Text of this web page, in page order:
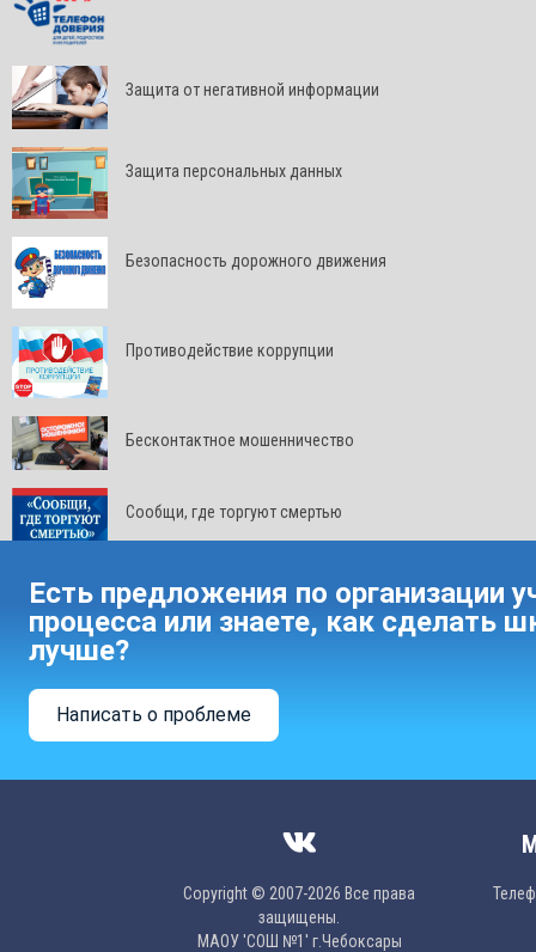
Защита от негативной информации
Защита персональных данных
Безопасность дорожного движения
Противодействие коррупции
Бесконтактное мошенничество
Сообщи, где торгуют смертью
Есть предложения по организации
процесса или знаете, как сделать
лучше?
Написать о проблеме
Copyright © 2007-2026 Все права
защищены.
МAОУ 'CОШ №1' г.Чебоксары